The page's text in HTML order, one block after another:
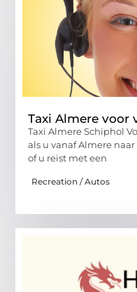
Taxi Almere voor
Taxi Almere Schiphol
als u vanaf Almere
of u reist met een
Recreation / Autos